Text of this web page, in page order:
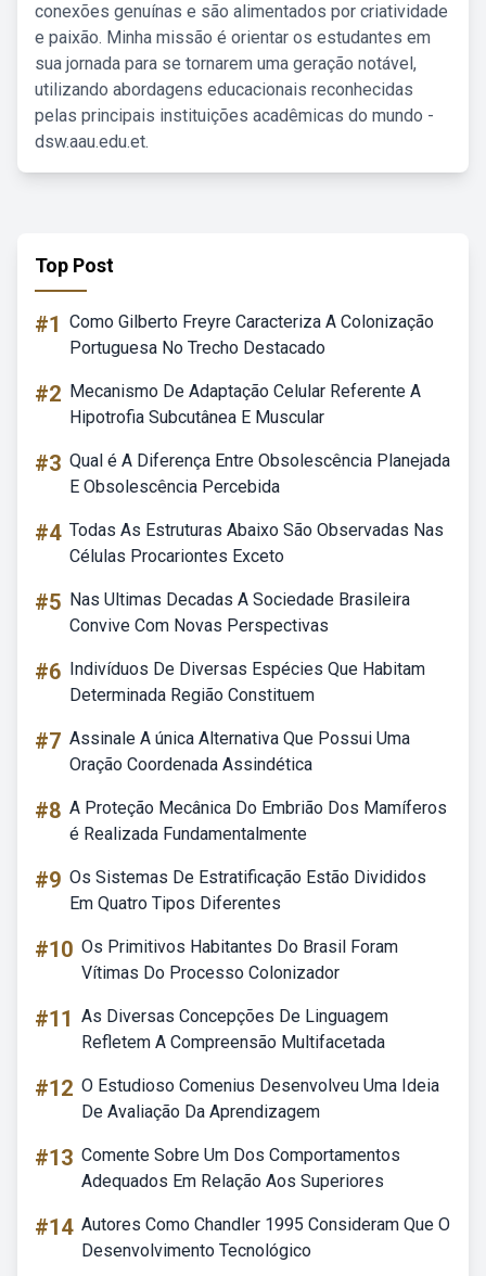
conexões genuínas e são alimentados por criatividade
e paixão. Minha missão é orientar os estudantes em
sua jornada para se tornarem uma geração notável,
utilizando abordagens educacionais reconhecidas
pelas principais instituições acadêmicas do mundo -
dsw.aau.edu.et.
Top Post
#1 Como Gilberto Freyre Caracteriza A Colonização
Portuguesa No Trecho Destacado
#2 Mecanismo De Adaptação Celular Referente A
Hipotrofia Subcutânea E Muscular
#3 Qual é A Diferença Entre Obsolescência Planejada
E Obsolescência Percebida
#4 Todas As Estruturas Abaixo São Observadas Nas
Células Procariontes Exceto
#5 Nas Ultimas Decadas A Sociedade Brasileira
Convive Com Novas Perspectivas
#6 Indivíduos De Diversas Espécies Que Habitam
Determinada Região Constituem
#7 Assinale A única Alternativa Que Possui Uma
Oração Coordenada Assindética
#8 A Proteção Mecânica Do Embrião Dos Mamíferos
é Realizada Fundamentalmente
#9 Os Sistemas De Estratificação Estão Divididos
Em Quatro Tipos Diferentes
#10 Os Primitivos Habitantes Do Brasil Foram
Vítimas Do Processo Colonizador
#11 As Diversas Concepções De Linguagem
Refletem A Compreensão Multifacetada
#12 O Estudioso Comenius Desenvolveu Uma Ideia
De Avaliação Da Aprendizagem
#13 Comente Sobre Um Dos Comportamentos
Adequados Em Relação Aos Superiores
#14 Autores Como Chandler 1995 Consideram Que O
Desenvolvimento Tecnológico